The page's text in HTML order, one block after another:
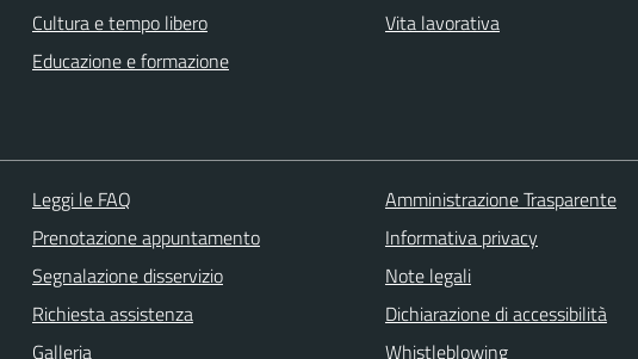
Cultura e tempo libero
Educazione e formazione
Vita lavorativa
Leggi le FAQ
Prenotazione appuntamento
Segnalazione disservizio
Richiesta assistenza
Galleria
Amministrazione Trasparente
Informativa privacy
Note legali
Dichiarazione di accessibilità
Whistleblowing